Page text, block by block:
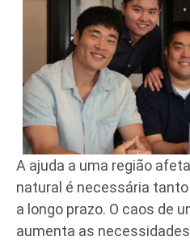
A ajuda a uma região
natural é necessária
a longo prazo. O caos de
aumenta as